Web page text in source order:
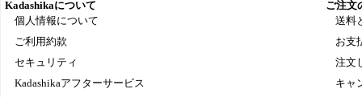
Kadashikaについて
個人情報について
ご利用約款
セキュリティ
Kadashikaアフターサービス
ご注文
送料
お支
注文
キャ